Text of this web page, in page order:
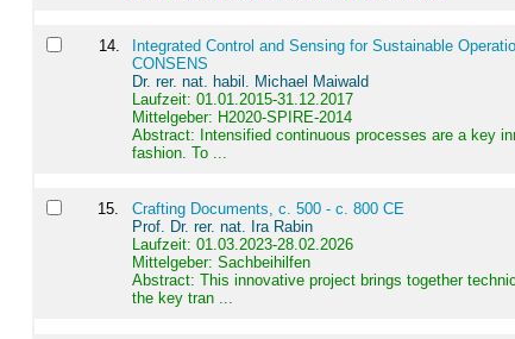
14.
Integrated Control and Sensing for Sustainable
CONSENS
Dr. rer. nat. habil. Michael Maiwald
Laufzeit: 01.01.2015-31.12.2017
Mittelgeber: H2020-SPIRE-2014
Abstract: Intensified continuous processes are a key
fashion. To ...
15.
Crafting Documents, c. 500 - c. 800 CE
Prof. Dr. rer. nat. Ira Rabin
Laufzeit: 01.03.2023-28.02.2026
Mittelgeber: Sachbeihilfen
Abstract: This innovative project brings together
the key tran ...